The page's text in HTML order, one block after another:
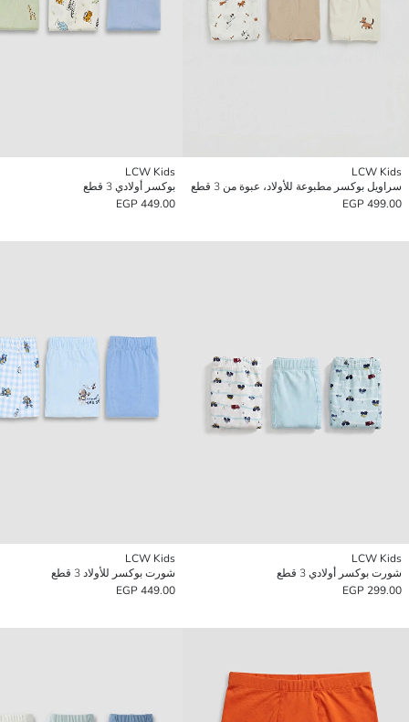
LCW Kids
سراويل بوكسر مطبوعة للأولاد، عبوة من 3 قطع
499.00 EGP
LCW Kids
بوكسر أولادي 3 قطع
449.00 EGP
LCW Kids
شورت بوكسر أولادي 3 قطع
299.00 EGP
LCW Kids
شورت بوكسر للأولاد 3 قطع
449.00 EGP